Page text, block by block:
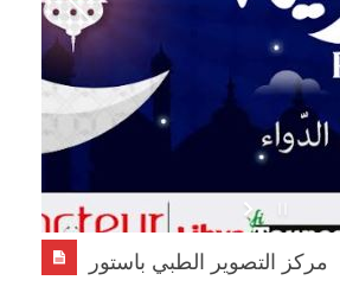
مركز التصوير الطبي باستور